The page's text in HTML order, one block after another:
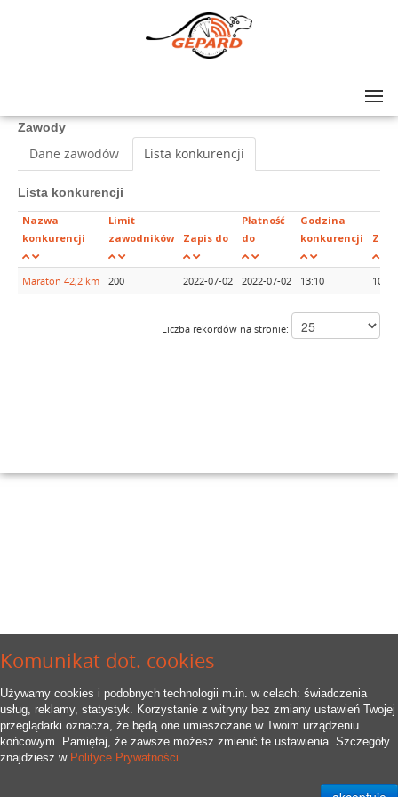
Komunikat dot. cookies
Używamy cookies i podobnych technologii m.in. w celach: świadczenia
usług, reklamy, statystyk. Korzystanie z witryny bez zmiany ustawień Twojej
przeglądarki oznacza, że będą one umieszczane w Twoim urządzeniu
końcowym. Pamiętaj, że zawsze możesz zmienić te ustawienia. Szczegóły
znajdziesz w Polityce Prywatności.
Zawody
Dane zawodów Lista konkurencji
Lista konkurencji
Nazwa
konkurencji
Limit
zawodników
Zapis do
Płatność
do
Godzina
konkurencji
Maraton 42,2 km 200 2022-07-02 2022-07-02 13:10 103
Liczba rekordów na stronie: